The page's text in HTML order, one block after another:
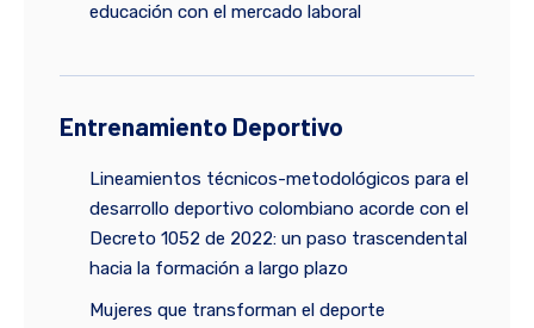
educación con el mercado laboral
Entrenamiento Deportivo
Lineamientos técnicos-metodológicos para el
desarrollo deportivo colombiano acorde con el
Decreto 1052 de 2022: un paso trascendental
hacia la formación a largo plazo
Mujeres que transforman el deporte